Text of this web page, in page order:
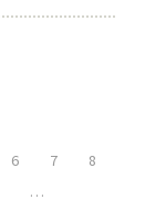
6 7
8
…